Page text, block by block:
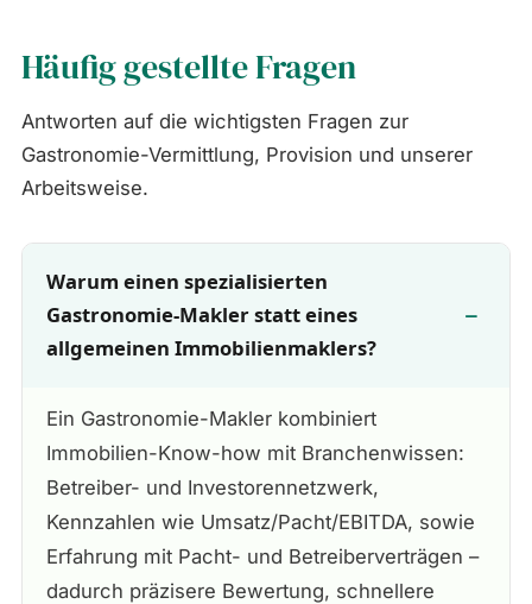
Häufig gestellte Fragen
Antworten auf die wichtigsten Fragen zur
Gastronomie-Vermittlung, Provision und unserer
Arbeitsweise.
Warum einen spezialisierten
Gastronomie-Makler statt eines
allgemeinen Immobilienmaklers?
Ein Gastronomie-Makler kombiniert
Immobilien-Know-how mit Branchenwissen:
Betreiber- und Investorennetzwerk,
Kennzahlen wie Umsatz/Pacht/EBITDA, sowie
Erfahrung mit Pacht- und Betreiberverträgen –
dadurch präzisere Bewertung, schnellere